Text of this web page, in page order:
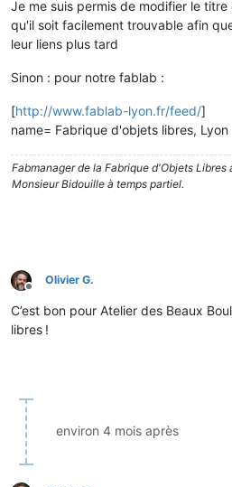
Je me suis permis de modifier le
qu'il soit facilement trouvable afin
leur liens plus tard
Sinon : pour notre fablab :
[http://www.fablab-lyon.fr/feed/]
name= Fabrique d'objets libres, Lyon
Fabmanager de la Fabrique d'Objets Libres
Monsieur Bidouille à temps partiel.
Hors-ligne
Olivier G.
C’est bon pour Atelier des Beaux
libres !
environ 4 mois après